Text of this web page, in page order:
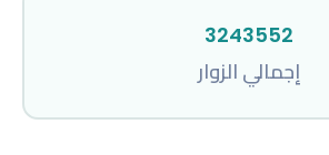
3243552
إجمالي الزوار